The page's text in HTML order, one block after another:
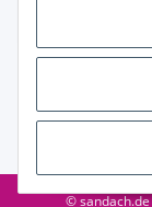
* Alle Preise inkl.
©